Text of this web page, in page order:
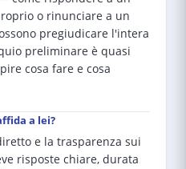
o rinunciare a un
pregiudicare l'intera
preliminare è quasi
cosa fare e cosa
a lei?
e la trasparenza sui
risposte chiare, durata